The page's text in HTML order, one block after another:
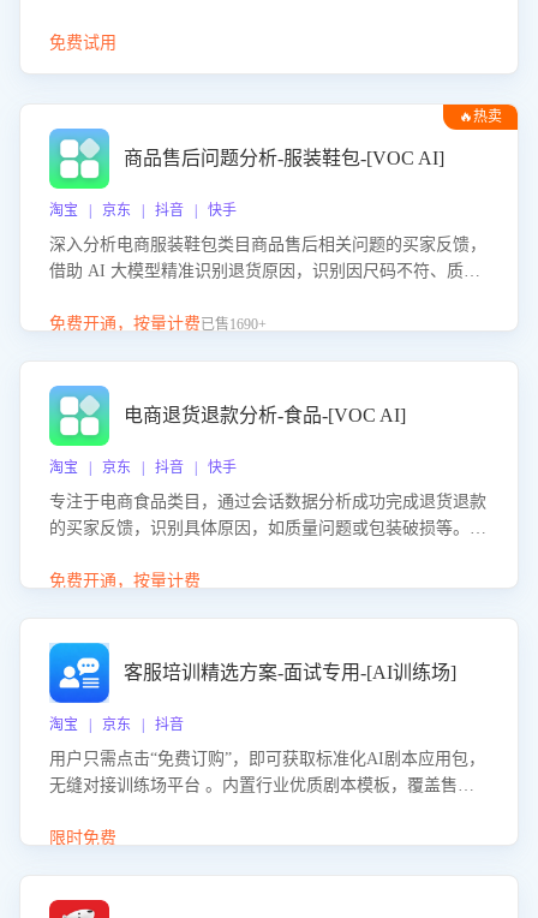
免费试用
🔥热卖
商品售后问题分析-服装鞋包-[VOC AI]
淘宝 | 京东 | 抖音 | 快手
深入分析电商服装鞋包类目商品售后相关问题的买家反馈，
借助 AI 大模型精准识别退货原因，识别因尺码不符、质量
议，助力商家优化产品或服务，实现销售额的显著提升。
免费开通，按量计费已售1690+
电商退货退款分析-食品-[VOC AI]
淘宝 | 京东 | 抖音 | 快手
专注于电商食品类目，通过会话数据分析成功完成退货退款
的买家反馈，识别具体原因，如质量问题或包装破损等。结
商家降低退款率，提升售后效率。
免费开通，按量计费
客服培训精选方案-面试专用-[AI训练场]
淘宝 | 京东 | 抖音
用户只需点击“免费订购”，即可获取标准化AI剧本应用包，
无缝对接训练场平台 。内置行业优质剧本模板，覆盖售前
初始化时间，助力企业快速启动智能客服训练
限时免费